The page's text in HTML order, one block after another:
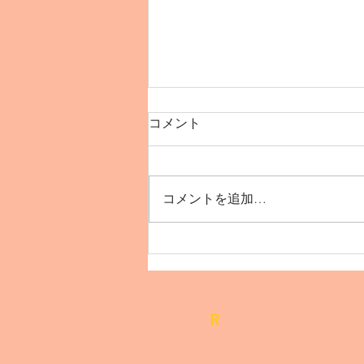
【12月インド🇮🇳デリーで
踊ろう！】
コメント
コメントを追加…
R